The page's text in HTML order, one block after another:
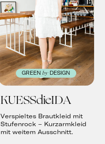
GREEN by DESIGN
KUESSdieIDA
Verspieltes Brautkleid mit
Stufenrock – Kurzarmkleid
mit weitem Ausschnitt.